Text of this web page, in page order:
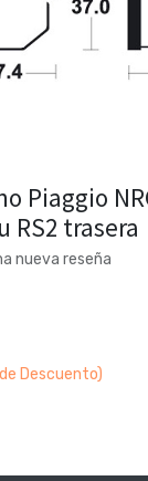
Piaggio
RS2 trasera
nueva reseña
de Descuento)